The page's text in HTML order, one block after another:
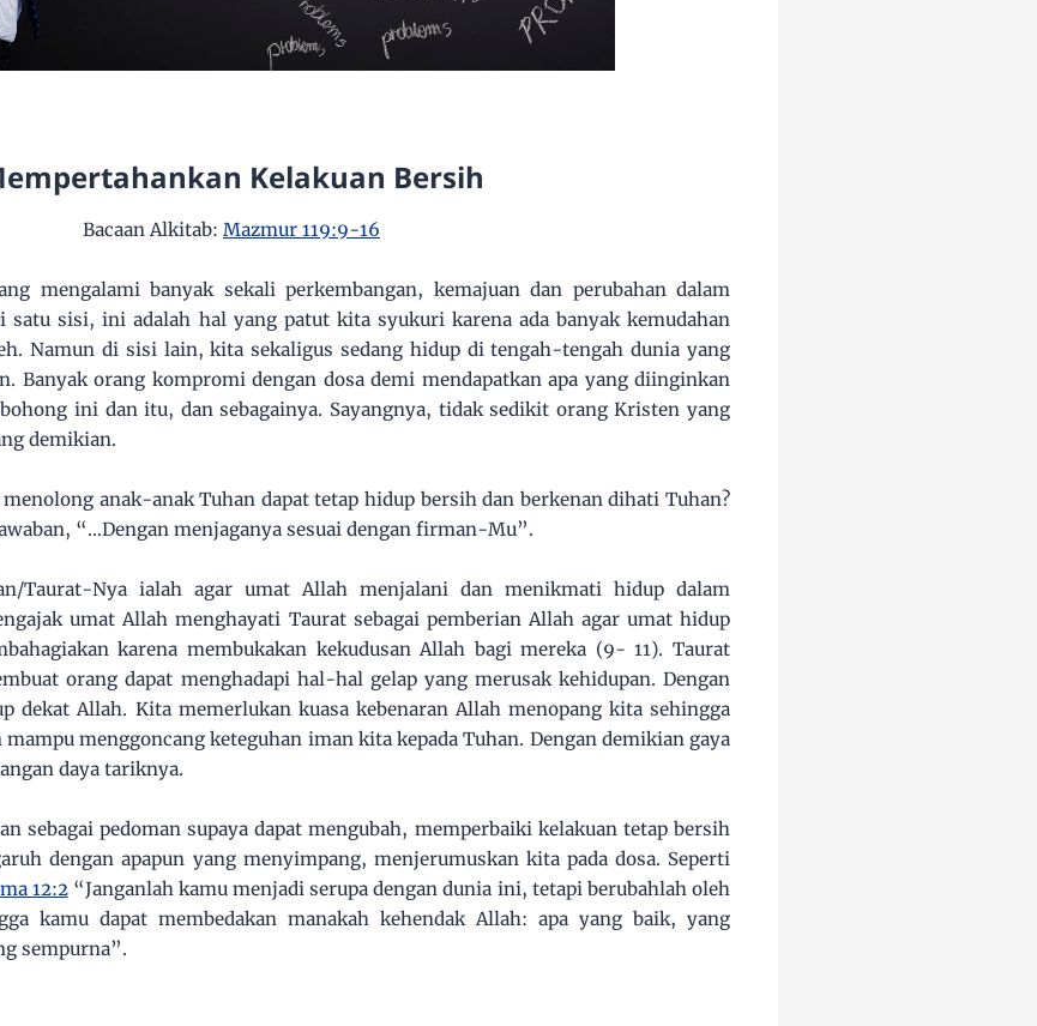
Kelakuan Bersih
Bacaan Alkitab: Mazmur 119:9-16
mengalami banyak sekali perkembangan, kemajuan dan perubahan dalam
satu sisi, ini adalah hal yang patut kita syukuri karena ada banyak kemudahan
Namun di sisi lain, kita sekaligus sedang hidup di tengah-tengah dunia yang
Banyak orang kompromi dengan dosa demi mendapatkan apa yang diinginkan
ini dan itu, dan sebagainya. Sayangnya, tidak sedikit orang Kristen yang
demikian.
anak-anak Tuhan dapat tetap hidup bersih dan berkenan dihati Tuhan?
“…Dengan menjaganya sesuai dengan firman-Mu”.
Taurat-Nya ialah agar umat Allah menjalani dan menikmati hidup dalam
umat Allah menghayati Taurat sebagai pemberian Allah agar umat hidup
karena membukakan kekudusan Allah bagi mereka (9- 11). Taurat
orang dapat menghadapi hal-hal gelap yang merusak kehidupan. Dengan
dekat Allah. Kita memerlukan kuasa kebenaran Allah menopang kita sehingga
menggoncang keteguhan iman kita kepada Tuhan. Dengan demikian gaya
daya tariknya.
sebagai pedoman supaya dapat mengubah, memperbaiki kelakuan tetap bersih
dengan apapun yang menyimpang, menjerumuskan kita pada dosa. Seperti
12:2“Janganlah kamu menjadi serupa dengan dunia ini, tetapi berubahlah oleh
kamu dapat membedakan manakah kehendak Allah: apa yang baik, yang
sempurna”.